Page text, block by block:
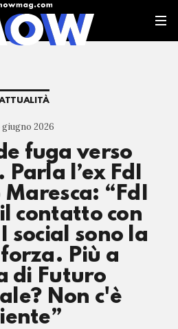
giugno 2026
fuga verso
l’ex FdI
Maresca: “FdI
contatto con
social sono la
Più a
di Futuro
Non c'è